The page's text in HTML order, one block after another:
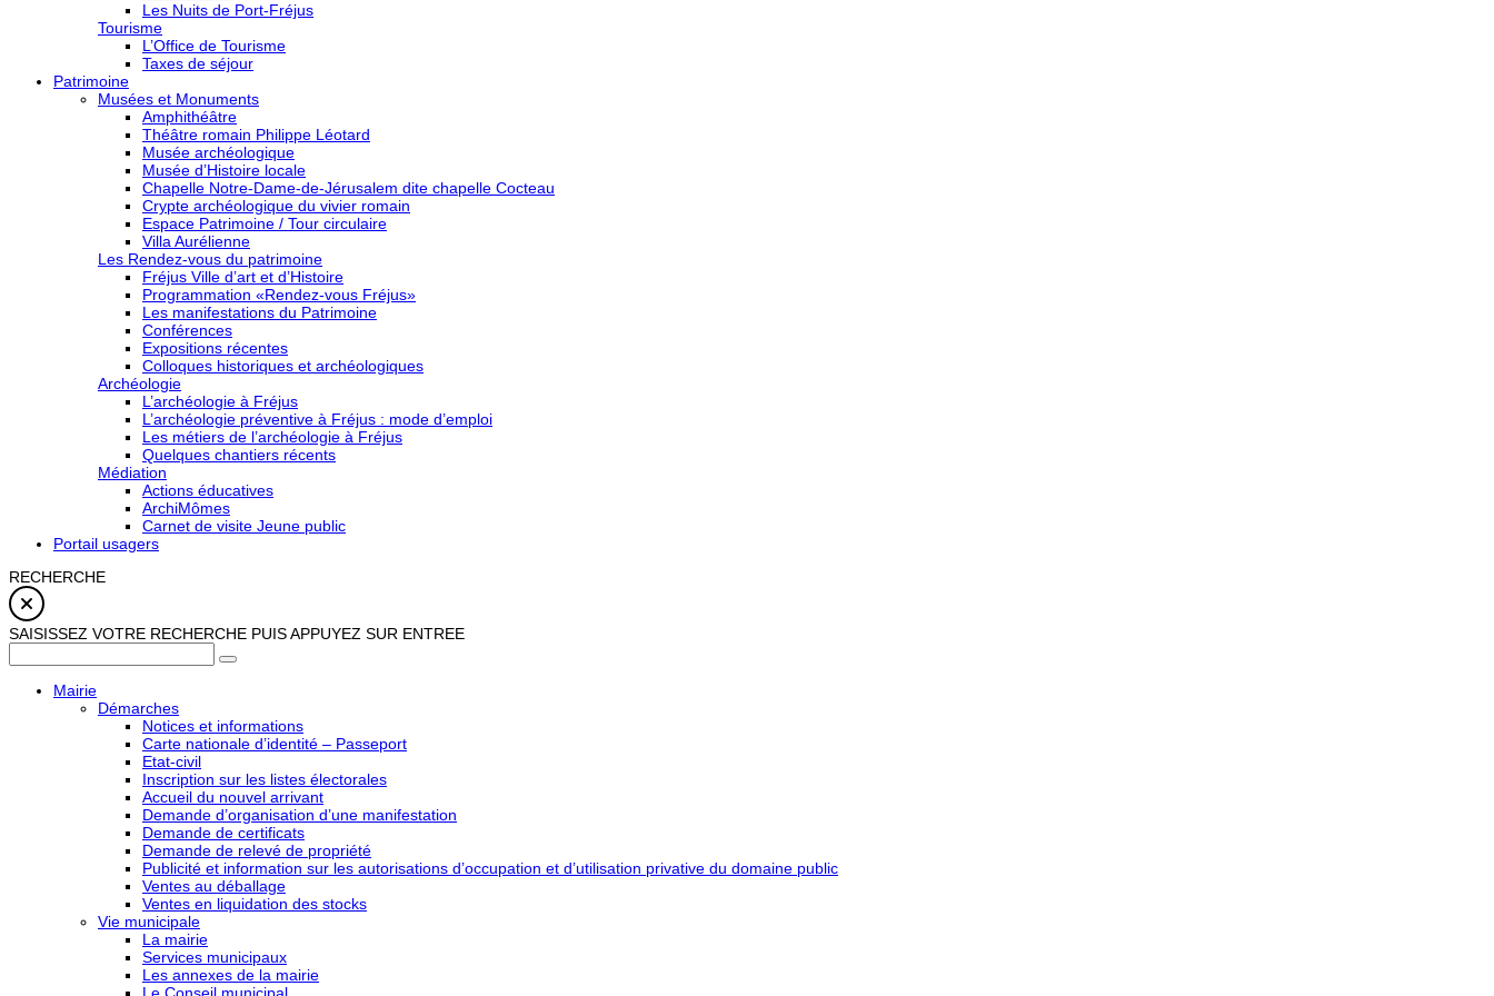
Les Nuits de Port-Fréjus
Tourisme
L’Office de Tourisme
Taxes de séjour
Patrimoine
Musées et Monuments
Amphithéâtre
Théâtre romain Philippe Léotard
Musée archéologique
Musée d’Histoire locale
Chapelle Notre-Dame-de-Jérusalem dite chapelle Cocteau
Crypte archéologique du vivier romain
Espace Patrimoine / Tour circulaire
Villa Aurélienne
Les Rendez-vous du patrimoine
Fréjus Ville d’art et d’Histoire
Programmation «Rendez-vous Fréjus»
Les manifestations du Patrimoine
Conférences
Expositions récentes
Colloques historiques et archéologiques
Archéologie
L’archéologie à Fréjus
L’archéologie préventive à Fréjus : mode d’emploi
Les métiers de l’archéologie à Fréjus
Quelques chantiers récents
Médiation
Actions éducatives
ArchiMômes
Carnet de visite Jeune public
Portail usagers
RECHERCHE
SAISISSEZ VOTRE RECHERCHE PUIS APPUYEZ SUR ENTREE
Mairie
Démarches
Notices et informations
Carte nationale d’identité – Passeport
Etat-civil
Inscription sur les listes électorales
Accueil du nouvel arrivant
Demande d’organisation d’une manifestation
Demande de certificats
Demande de relevé de propriété
Publicité et information sur les autorisations d’occupation et d’utilisation privative du domaine public
Ventes au déballage
Ventes en liquidation des stocks
Vie municipale
La mairie
Services municipaux
Les annexes de la mairie